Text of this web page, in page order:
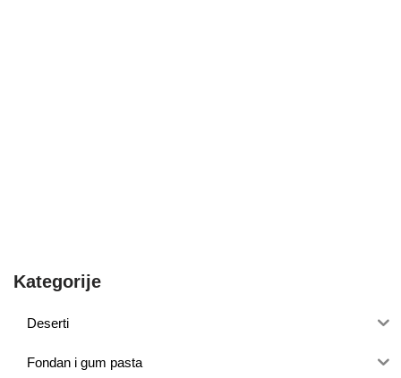
Kategorije
Deserti
Fondan i gum pasta